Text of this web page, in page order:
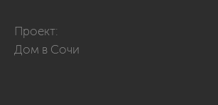
Проект:
Дом в Сочи